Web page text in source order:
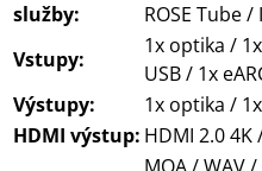
služby:
ROSE Tube
Vstupy:
1x optika /
USB / 1x
Výstupy:
1x optika /
HDMI výstup: HDMI 2.0 4K